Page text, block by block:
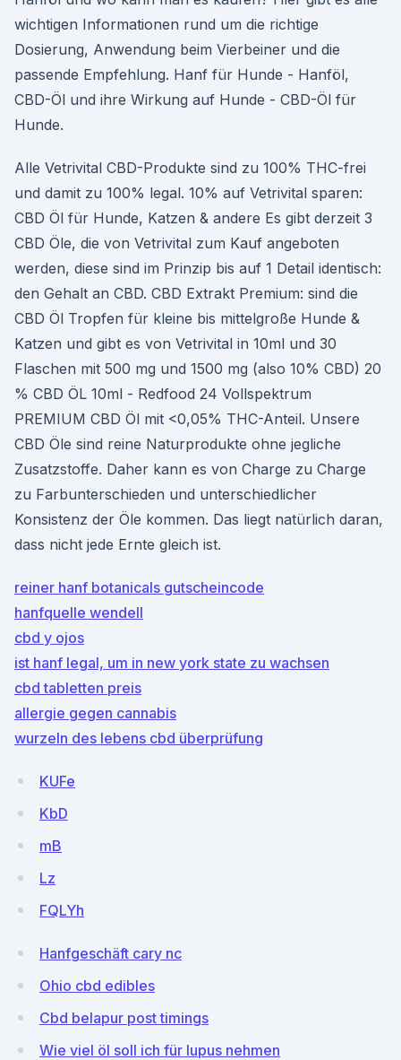
wichtigen Informationen rund um die richtige
Dosierung, Anwendung beim Vierbeiner und die
passende Empfehlung. Hanf für Hunde - Hanföl,
CBD-Öl und ihre Wirkung auf Hunde - CBD-Öl für
Hunde.
Alle Vetrivital CBD-Produkte sind zu 100% THC-frei
und damit zu 100% legal. 10% auf Vetrivital sparen:
CBD Öl für Hunde, Katzen & andere Es gibt derzeit 3
CBD Öle, die von Vetrivital zum Kauf angeboten
werden, diese sind im Prinzip bis auf 1 Detail identisch:
den Gehalt an CBD. CBD Extrakt Premium: sind die
CBD Öl Tropfen für kleine bis mittelgroße Hunde &
Katzen und gibt es von Vetrivital in 10ml und 30
Flaschen mit 500 mg und 1500 mg (also 10% CBD) 20
% CBD ÖL 10ml - Redfood 24 Vollspektrum
PREMIUM CBD Öl mit <0,05% THC-Anteil. Unsere
CBD Öle sind reine Naturprodukte ohne jegliche
Zusatzstoffe. Daher kann es von Charge zu Charge
zu Farbunterschieden und unterschiedlicher
Konsistenz der Öle kommen. Das liegt natürlich daran,
dass nicht jede Ernte gleich ist.
reiner hanf botanicals gutscheincode
hanfquelle wendell
cbd y ojos
ist hanf legal, um in new york state zu wachsen
cbd tabletten preis
allergie gegen cannabis
wurzeln des lebens cbd überprüfung
KUFe
KbD
mB
Lz
FQLYh
Hanfgeschäft cary nc
Ohio cbd edibles
Cbd belapur post timings
Wie viel öl soll ich für lupus nehmen